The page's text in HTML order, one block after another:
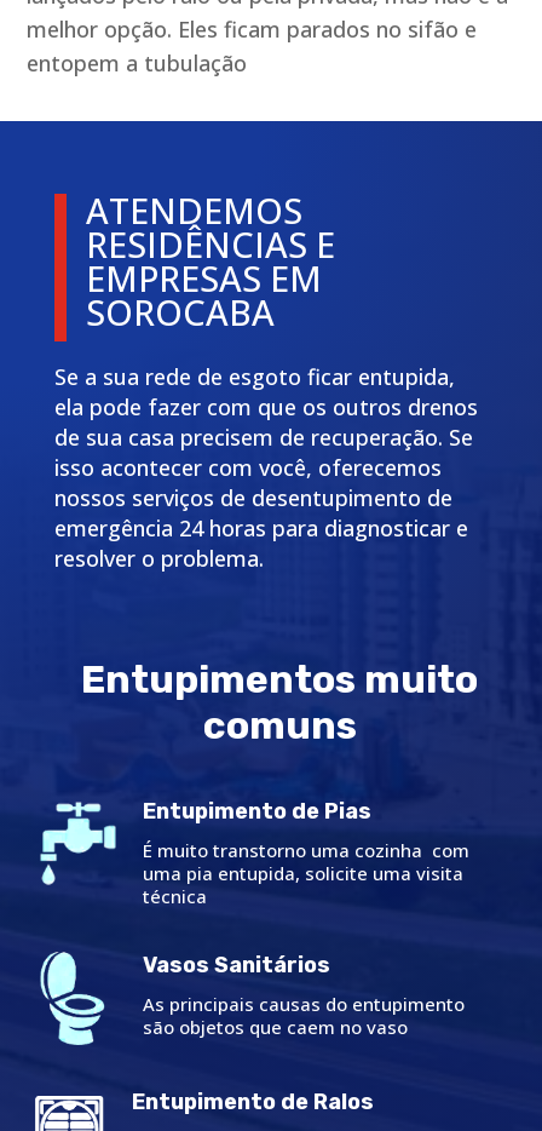
melhor opção. Eles ficam parados no sifão e
entopem a tubulação
ATENDEMOS
RESIDÊNCIAS E
EMPRESAS EM
SOROCABA
Se a sua rede de esgoto ficar entupida,
ela pode fazer com que os outros drenos
de sua casa precisem de recuperação. Se
isso acontecer com você, oferecemos
nossos serviços de desentupimento de
emergência 24 horas para diagnosticar e
resolver o problema.
Entupimentos muito
comuns
Entupimento de Pias
É muito transtorno uma cozinha com
uma pia entupida, solicite uma visita
técnica
Vasos Sanitários
As principais causas do entupimento
são objetos que caem no vaso
Entupimento de Ralos